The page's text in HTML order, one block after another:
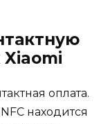
Xiaomi
оплата.
находится